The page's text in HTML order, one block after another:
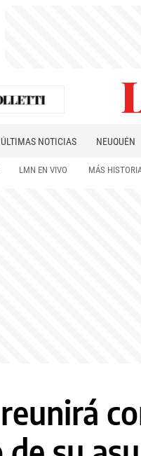
ÚLTIMAS NOTICIAS NEUQUÉN
LMN EN VIVO MÁS